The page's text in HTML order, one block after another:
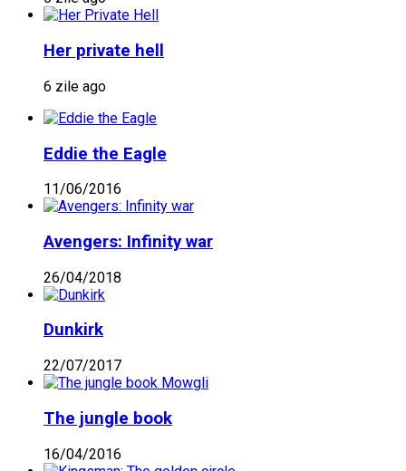
Her private hell
6 zile ago
Eddie the Eagle
11/06/2016
Avengers: Infinity war
26/04/2018
Dunkirk
22/07/2017
The jungle book
16/04/2016